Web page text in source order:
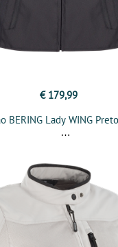
€ 179,99
BERING Lady WING